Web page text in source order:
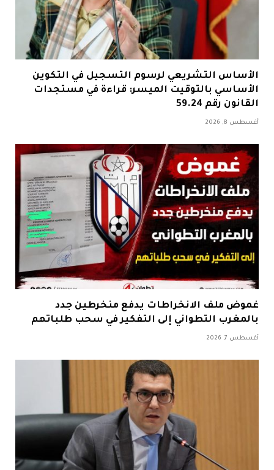
الأساس التشريعي لرسوم التسجيل في التكوين
الأساسي بالتوقيت الميسر: قراءة في مستجدات
القانون رقم 59.24
أغسطس 8, 2026
غموض ملف الانخراطات يدفع منخرطين جدد
بالمغرب التطواني إلى التفكير في سحب طلباتهم
أغسطس 7, 2026